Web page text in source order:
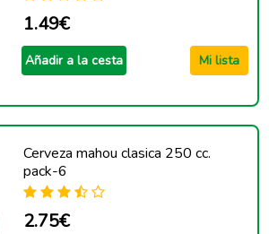
1.49€
Añadir a la cesta Mi lista
Cerveza mahou clasica 250 cc.
pack-6
2.75€